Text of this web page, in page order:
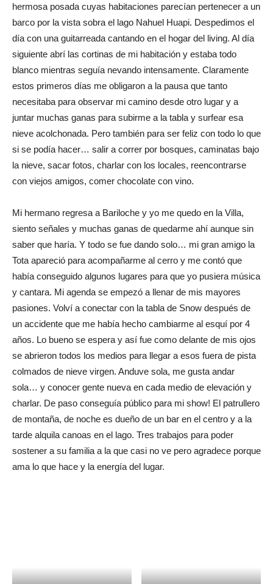
hermosa posada cuyas habitaciones parecían pertenecer a un
barco por la vista sobra el lago Nahuel Huapi. Despedimos el
día con una guitarreada cantando en el hogar del living. Al día
siguiente abrí las cortinas de mi habitación y estaba todo
blanco mientras seguía nevando intensamente. Claramente
estos primeros días me obligaron a la pausa que tanto
necesitaba para observar mi camino desde otro lugar y a
juntar muchas ganas para subirme a la tabla y surfear esa
nieve acolchonada. Pero también para ser feliz con todo lo que
si se podía hacer… salir a correr por bosques, caminatas bajo
la nieve, sacar fotos, charlar con los locales, reencontrarse
con viejos amigos, comer chocolate con vino.
Mi hermano regresa a Bariloche y yo me quedo en la Villa,
siento señales y muchas ganas de quedarme ahí aunque sin
saber que haría. Y todo se fue dando solo… mi gran amigo la
Tota apareció para acompañarme al cerro y me contó que
había conseguido algunos lugares para que yo pusiera música
y cantara. Mi agenda se empezó a llenar de mis mayores
pasiones. Volví a conectar con la tabla de Snow después de
un accidente que me había hecho cambiarme al esquí por 4
años. Lo bueno se espera y así fue como delante de mis ojos
se abrieron todos los medios para llegar a esos fuera de pista
colmados de nieve virgen. Anduve sola, me gusta andar
sola… y conocer gente nueva en cada medio de elevación y
charlar. De paso conseguía público para mi show! El patrullero
de montaña, de noche es dueño de un bar en el centro y a la
tarde alquila canoas en el lago. Tres trabajos para poder
sostener a su familia a la que casi no ve pero agradece porque
ama lo que hace y la energía del lugar.